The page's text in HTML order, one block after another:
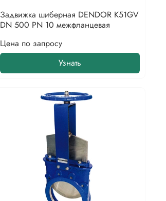
Задвижка шиберная DENDOR K51GV
DN 500 PN 10 межфланцевая
Цена по запросу
Узнать